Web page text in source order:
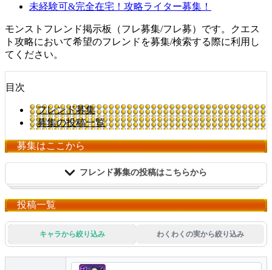
未経験可&完全在宅！攻略ライター募集！
モンストフレンド掲示板（フレ募集/フレ募）です。クエス
ト攻略において希望のフレンドを募集/検索する際に利用し
てください。
目次
フレンド募集
募集の投稿一覧
募集はここから
フレンド募集の投稿はこちらから
フレンドID 必須 クリップボードからペーストする
設定キャラクター 1体以上必須
投稿一覧
キャラから絞り込み わくわくの実から絞り込み